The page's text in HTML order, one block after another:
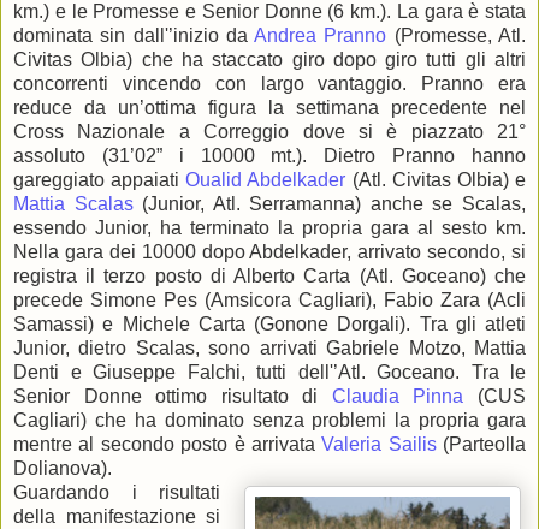
km.) e le Promesse e Senior Donne (6 km.). La gara è stata
dominata sin dall'’inizio daAndrea Pranno (Promesse, Atl.
Civitas Olbia) che ha staccato giro dopo giro tutti gli altri
concorrenti vincendo con largo vantaggio. Pranno era
reduce da un’ottima figura la settimana precedente nel
Cross Nazionale a Correggio dove si è piazzato 21°
assoluto (31’02” i 10000 mt.). Dietro Pranno hanno
gareggiato appaiatiOualid Abdelkader (Atl. Civitas Olbia) e
Mattia Scalas(Junior, Atl. Serramanna) anche se Scalas,
essendo Junior, ha terminato la propria gara al sesto km.
Nella gara dei 10000 dopo Abdelkader, arrivato secondo, si
registra il terzo posto di Alberto Carta (Atl. Goceano) che
precede Simone Pes (Amsicora Cagliari), Fabio Zara (Acli
Samassi) e Michele Carta (Gonone Dorgali). Tra gli atleti
Junior, dietro Scalas, sono arrivati Gabriele Motzo, Mattia
Denti e Giuseppe Falchi, tutti dell'’Atl. Goceano. Tra le
Senior Donne ottimo risultato di Claudia Pinna (CUS
Cagliari) che ha dominato senza problemi la propria gara
mentre al secondo posto è arrivataValeria Sailis(Parteolla
Dolianova).
Guardando i risultati
della manifestazione si